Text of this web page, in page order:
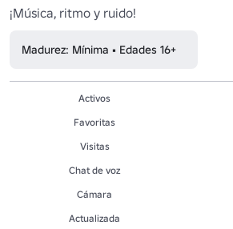
¡Música, ritmo y ruido!
Madurez: Mínima • Edades 16+
Activos
Favoritas
Visitas
Chat de voz
Cámara
Actualizada